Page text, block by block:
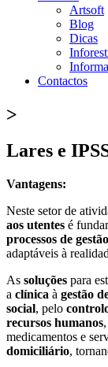
Artsoft
Blog
Dicas
Contactos
>
Lares e
Vantagens:
Neste setor de
aos utentes é
processos de gestão
adaptáveis à
As soluções para
a clínica à gestão
social, pelo
recursos humanos,
medicamentos e
domiciliário,